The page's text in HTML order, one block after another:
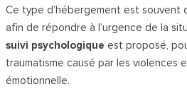
Ce type d’hébergement est souvent
afin de répondre à l’urgence de la
suivi psychologique est proposé,
traumatisme causé par les violences
émotionnelle.